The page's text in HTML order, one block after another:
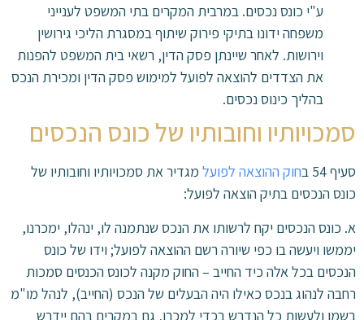
ע"י כונס נכסים. במרבית המקרים בתי המשפט לענייני
משפחה ידונו בתיקי פירוק שיתוף במסגרת הליכי גירושין
וירושות. לאחר שיינתן פסק הדין, רשאי בית המשפט להפנות
את הצדדים להוצאה לפועל למימוש פסק הדין ומכירת הנכס
בהליך כינוס נכסים.
סמכויותיו וחובותיו של כונס הנכסים
סעיף 54 ב חוק ההוצאה לפועל מגדיר את סמכויותיו וחובותיו של
כונס הנכסים בתיק הוצאה לפועל:
א. כונס הנכסים יקח לרשותו את הנכס שנתמנה לו, ינהלו, ימכרנו,
יממשו ויעשה בו כפי שיורה רשם ההוצאה לפועל; וידו של כונס
הנכסים בכל אלה כיד החייב – החוק מקנה לכונס הכנסים סמכות
רחבה לנהוג בנכס כאילו היה הבעלים של הנכס (החייב), לנהל מו"מ
בשמו ולעשות כל הנדרש בכדי למכרו, גם במקרים בהם יידרש